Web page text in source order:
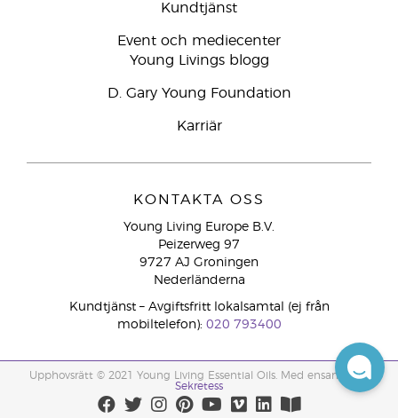
Kundtjänst
Event och mediecenter
Young Livings blogg
D. Gary Young Foundation
Karriär
KONTAKTA OSS
Young Living Europe B.V.
Peizerweg 97
9727 AJ Groningen
Nederländerna
Kundtjänst – Avgiftsfritt lokalsamtal (ej från
mobiltelefon): 020 793400
Upphovsrätt © 2021 Young Living Essential Oils. Med ensamrätt. |
Sekretess